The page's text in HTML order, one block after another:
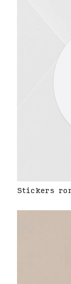
Stickers